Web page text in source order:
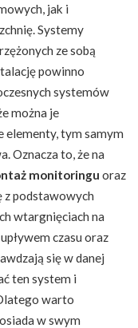
jak i
Systemy
ze sobą
powinno
systemów
można je
elementy, tym samym
Oznacza to, że na
monitoringu oraz
z podstawowych
wtargnięciach na
czasu oraz
się w danej
ten system i
warto
w swym